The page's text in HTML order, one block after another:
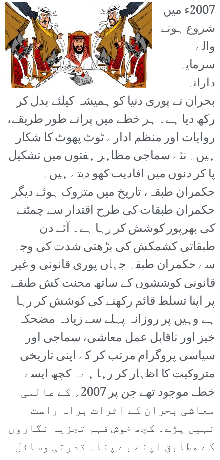
2007ء میں
شروع ہونے
والے
سرمایہ
دارانہ
بحران نے پوری دنیا کو ہمیشہ کیلئے بدل کر
رکھ دیا ہے۔ ہر خطے میں پرانے طور طریقے،
روایات اور منظم ادارے ٹوٹ پھوٹ کا شکار
ہیں۔ نئے سماجی مظاہر ہفتوں میں تشکیل
پا کر دنوں میں افادیت کھو دیتے ہیں۔
حکمران طبقہ، تاریخ میں متروک ہوئے دیگر
حکمران طبقات کی طرح اقتدار سے چمٹنے
کی بھرپور کوشش کر رہا ہے۔ آئے دن
طبقاتی کشمکش کی بڑھتی شدت کی وجہ
سے حکمران طبقہ جہاں پوری قانونی و غیر
قانونی کوششوں کے ساتھ محنت کش طبقے
پر اپنا تسلط قائم رکھنے کی کوشش کر رہا
ہے وہیں پر روزانہ پہلے سے زیادہ مضحکہ
خیز اور ناقابل عمل معاشی، سماجی اور
سیاسی پروگرام مرتب کر کے اپنی تاریخی
متروکیت کا اظہار کر رہا ہے۔ کچھ ایسے
خطے موجود تھے جن پر 2007ء کے عالمی
معاشی بحران کے اثرات براہ راست
نہیں پڑے۔ کچھ خوش فہم تجزیہ نگاروں
کے مطابق اپنے بے پناہ قدرتی وسائل